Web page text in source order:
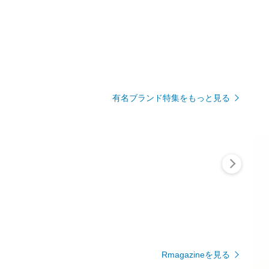
有名ブランド特集をもっと見る
Rmagazineを見る